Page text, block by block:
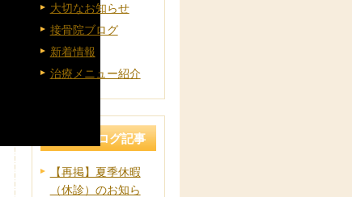
大切なお知らせ
接骨院ブログ
新着情報
治療メニュー紹介
最近のブログ記事
【再掲】夏季休暇
（休診）のお知ら